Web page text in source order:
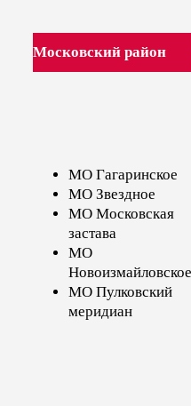
Московский район
МО Гагаринское
МО Звездное
МО Московская
застава
МО
Новоизмайловское
МО Пулковский
меридиан